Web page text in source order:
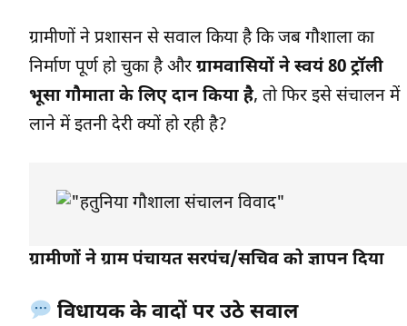
ग्रामीणों ने प्रशासन से सवाल किया है कि जब गौशाला का
निर्माण पूर्ण हो चुका है और ग्रामवासियों ने स्वयं 80 ट्रॉली
भूसा गौमाता के लिए दान किया है, तो फिर इसे संचालन में
लाने में इतनी देरी क्यों हो रही है?
ग्रामीणों ने ग्राम पंचायत सरपंच/सचिव को ज्ञापन दिया
विधायक के वादों पर उठे सवाल